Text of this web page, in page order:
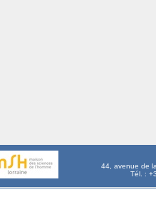
44, avenue de
Tél. :